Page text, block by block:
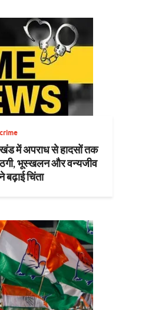
crime
में अपराध से हादसों तक
भूस्खलन और वन्यजीव
बढ़ाई चिंता